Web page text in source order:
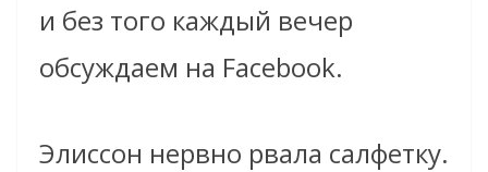
и без того каждый вечер
обсуждаем на Facebook.
Элиссон нервно рвала салфетку.